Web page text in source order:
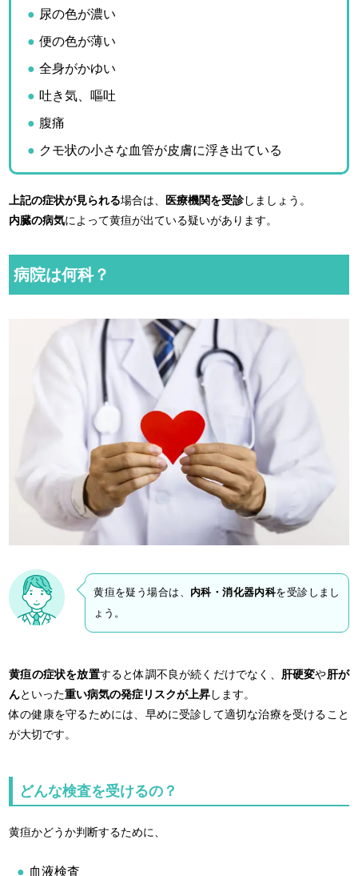
尿の色が濃い
便の色が薄い
全身がかゆい
吐き気、嘔吐
腹痛
クモ状の小さな血管が皮膚に浮き出ている
上記の症状が見られる場合は、 医療機関を受診しましょう。
内臓の病気によって黄疸が出ている疑いがあります。
病院は何科？
黄疸を疑う場合は、 内科・消化器内科を受診しまし
ょう。
黄疸の症状を放置すると体調不良が続くだけでなく、 肝硬変や肝が
んといった重い病気の発症リスクが上昇します。
体の健康を守るためには、早めに受診して適切な治療を受けること
が大切です。
どんな検査を受けるの？
黄疸かどうか判断するために、
血液検査